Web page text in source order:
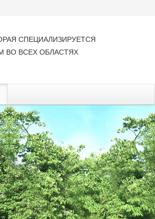
СПЕЦИАЛИЗИРУЕТСЯ
ВО ВСЕХ ОБЛАСТЯХ